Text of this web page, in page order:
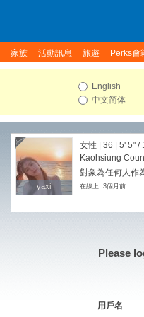
家族 活動訊息 旅遊 Perks會
English
中文简体
yaxi
yaxi
女性 | 36 | 5' 5" /
Kaohsiung
對象為任何人作
在線上: 3個月前
Please
用戶名